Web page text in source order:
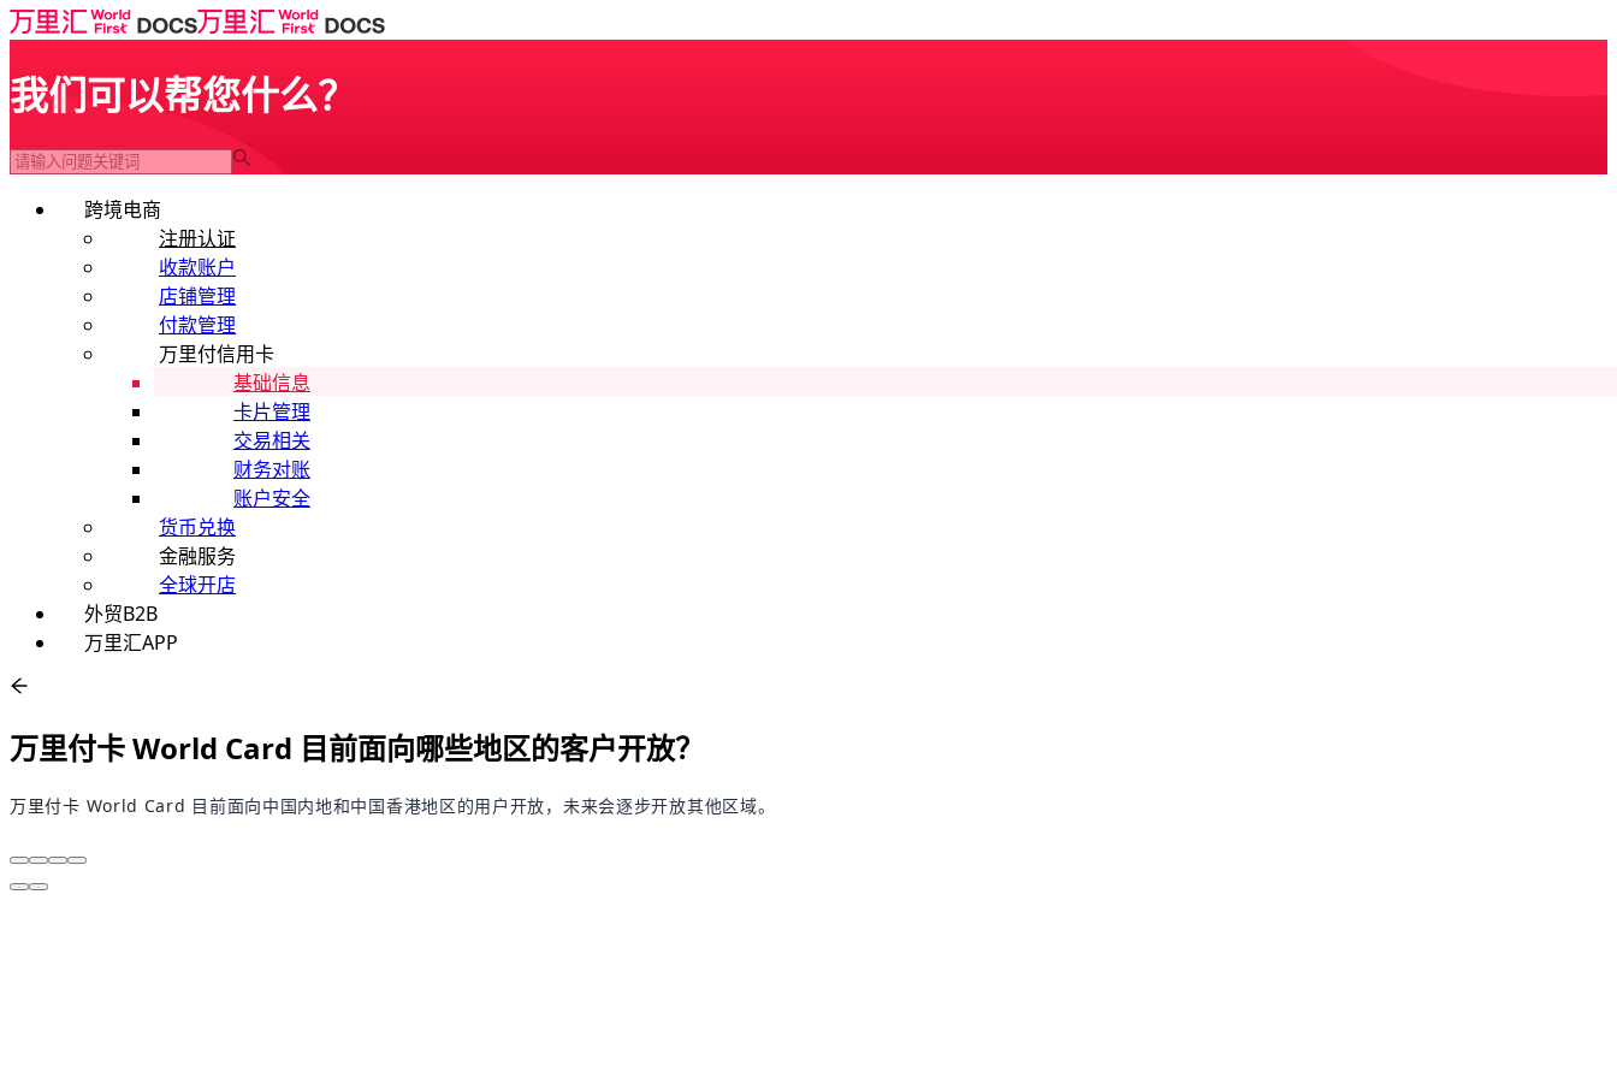
我们可以帮您什么？
跨境电商
注册认证
收款账户
店铺管理
付款管理
万里付信用卡
基础信息
卡片管理
交易相关
财务对账
账户安全
货币兑换
金融服务
全球开店
外贸B2B
万里汇APP
万里付卡 World Card 目前面向哪些地区的客户开放？
万里付卡 World Card 目前面向中国内地和中国香港地区的用户开放，未来会逐步开放其他区域。